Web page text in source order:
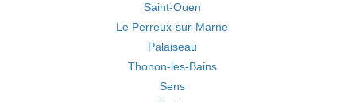
Saint-Ouen
Le Perreux-sur-Marne
Palaiseau
Thonon-les-Bains
Sens